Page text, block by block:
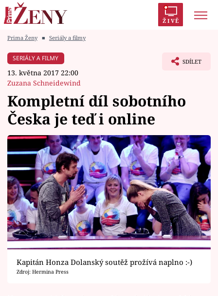
ŽIVĚ
Módní alarm
Témata
Celebrity
Vztahy
Seriály
Horoskopy
Sledujte prima+
Filmový festival Karlovy Vary
Prima Ženy ■ Seriály a filmy
SERIÁLY A FILMY
13. května 2017 22:00
Zuzana Schneidewind
SDÍLET
Kompletní díl sobotního
Česka je teď i online
Kapitán Honza Dolanský soutěž prožívá naplno :-)
Zdroj: Hermina Press